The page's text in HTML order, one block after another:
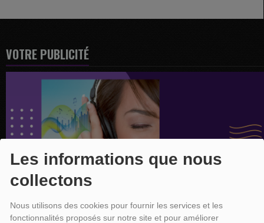
Les informations que nous
collectons
Nous utilisons des cookies pour fournir les services et les
fonctionnalités proposés sur notre site et pour améliorer
VOTRE PUBLICITÉ